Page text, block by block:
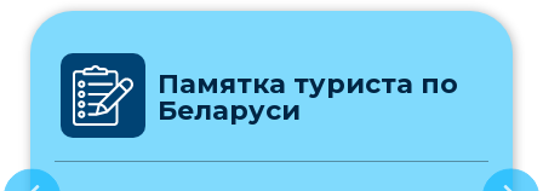
Памятка туриста по
Беларуси